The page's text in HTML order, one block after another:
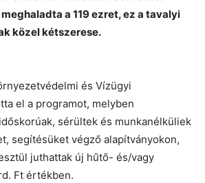
a 119 ezret, ez a tavalyi
közel kétszerese.
és Vízügyi
el a programot, melyben
sérültek és munkanélküliek
segítésüket végző alapítványokon,
juthattak új hűtő- és/vagy
Ft értékben.
Mr wAIste
ma?